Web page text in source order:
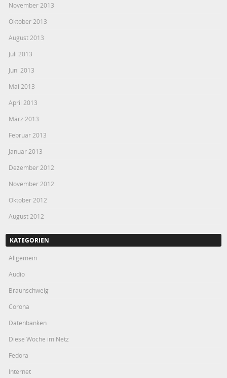
November 2013
Oktober 2013
August 2013
Juli 2013
Juni 2013
Mai 2013
April 2013
März 2013
Februar 2013
Januar 2013
Dezember 2012
November 2012
Oktober 2012
August 2012
KATEGORIEN
Allgemein
Audio
Braunschweig
Corona
Datenbanken
Diese Woche im Netz
Fedora
Internet